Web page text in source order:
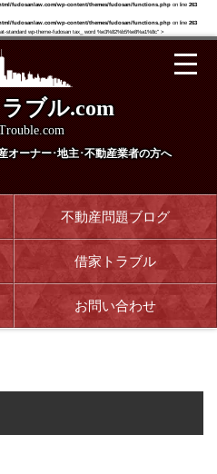
fudosanlaw.com/wp-content/themes/fudosan/functions.php on line 263
fudosanlaw.com/wp-content/themes/fudosan/functions.php on line 263
standard wp-theme-fudosan tax_ word %e3%82%b5%e8%a1%8c" >
ブル.com
オーナー･地主･不動産業者の方へ
不動産問題ブログ
借家トラブル
お問い合わせ